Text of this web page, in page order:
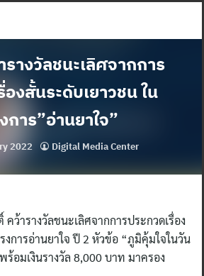
างวัลชนะเลิศจากการ
องสั้นระดับเยาวชน ใน
การ”อ่านยาใจ”
2022 Digital Media Center
ว้ารางวัลชนะเลิศจากการประกวดเรื่อง
งการอ่านยาใจ ปี 2 หัวข้อ “ภูมิคุ้มใจในวัน
อมเงินรางวัล 8,000 บาท มาครอง